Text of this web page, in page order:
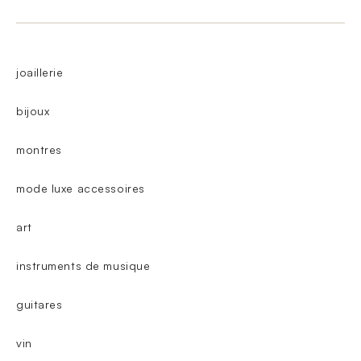
joaillerie
bijoux
montres
mode luxe accessoires
art
instruments de musique
guitares
vin